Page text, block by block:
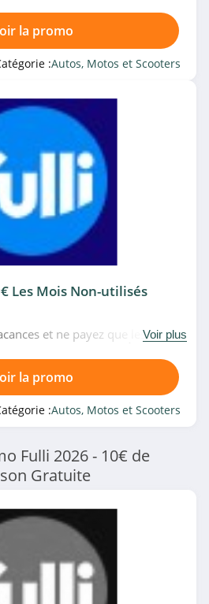
Télépéage Fulli à 2.90€/mois
en!
la promo
:Autos, Motos et Scooters
Les Mois Non-utilisés
et ne payez que les mois
Voir plus
la promo
:Autos, Motos et Scooters
Fulli 2026 - 10€ de
Gratuite